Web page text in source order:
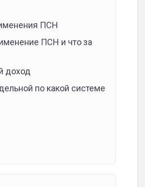
ПСН
ПСН и что за
доход
по какой системе